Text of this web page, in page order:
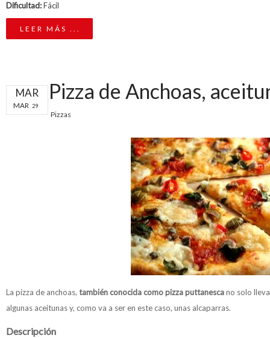
Dificultad:Fácil
LEER MÁS ...
MAR
MAR 29
Pizza de Anchoas,
Pizzas
La pizza de anchoas, también conocida como pizza puttanescano solo
algunas aceitunas y, como va a ser en este caso, unas alcaparras.
Descripción